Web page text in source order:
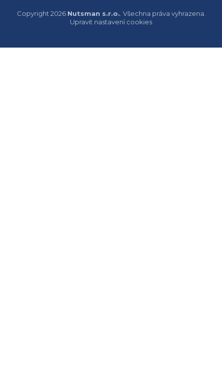
Copyright 2026 Nutsman s.r.o.. Všechna práva vyhrazena.
Upravit nastavení cookies